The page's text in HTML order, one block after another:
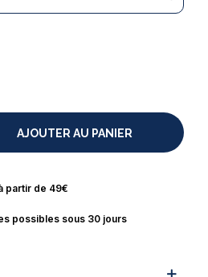
AJOUTER AU PANIER
partir de 49€
possibles sous 30 jours